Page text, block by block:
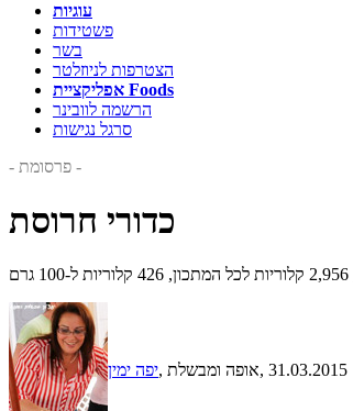
עוגיות
פשטידות
בשר
הצטרפות לניוזלטר
אפליקציית Foods
הרשמה לוובינר
סרגל נגישות
- פרסומת -
כדורי חרוסת
יפה ימין , אופה ומבשלת, 31.03.2015